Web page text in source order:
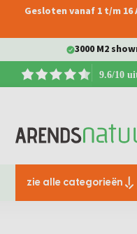
Ga naar de hoofdnavigatie
Gesloten vanaf 1 t/m
3000 M2
9.6/10
zie alle categorieën